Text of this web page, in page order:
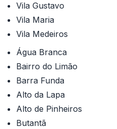
Vila Gustavo
Vila Maria
Vila Medeiros
Água Branca
Bairro do Limão
Barra Funda
Alto da Lapa
Alto de Pinheiros
Butantã